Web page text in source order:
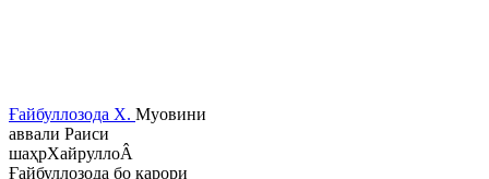
Ғайбуллозода Х. Муовини
аввали Раиси
шаҳрХайруллоÂ
Ғайбуллозода бо қарори